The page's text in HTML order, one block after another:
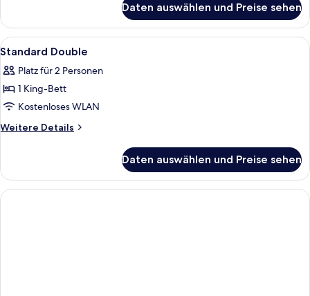
Zweibettzimmer
Daten auswählen und Preise sehen
Alle
Fotos
für
Standard
Double
anzeigen
Ein Hotelzimmer mit einem Bett,
9
Standard Double
Platz für 2 Personen
1 King-Bett
Kostenloses WLAN
Weitere Details
Weitere
Double
Daten auswählen und Preise sehen